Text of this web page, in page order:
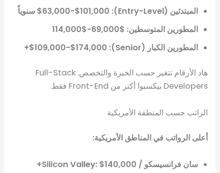
المبتدئين (Entry-Level): $63,000-$101,000 سنوياً
المطورين المتوسطين: $69,000-$114,000
المطورين الكبار (Senior): $109,000-$174,000+
هاد الأرقام تتغير حسب الخبرة والتخصص. Full-Stack
Developers بيكسبوا أكتر من Front-End فقط.
الراتب حسب المنطقة الأمريكية
أعلى الرواتب في المناطق الأمريكية:
سان فرانسيسكو / Silicon Valley: $140,000+